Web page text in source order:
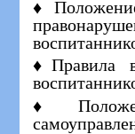
♦Правила
♦